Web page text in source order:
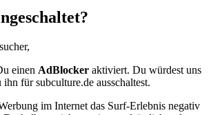
einen AdBlocker aktiviert. Du würdest uns
für subculture.de ausschaltest.
im Internet das Surf-Erlebnis negativ